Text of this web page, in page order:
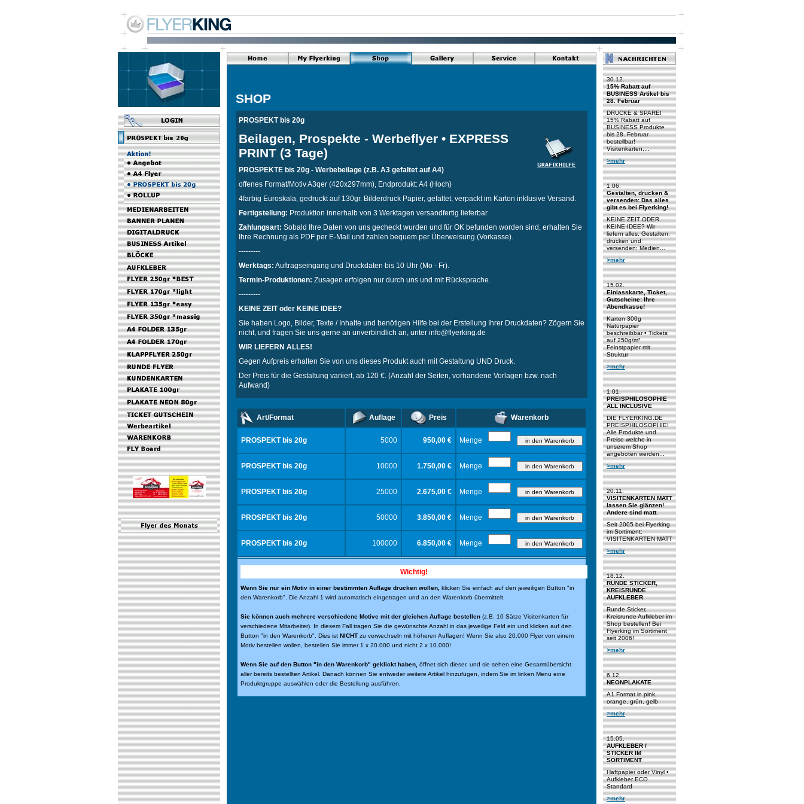
SHOP
PROSPEKT bis 20g
Beilagen, Prospekte - Werbeflyer • EXPRESS
PRINT (3 Tage)
PROSPEKTE bis 20g - Werbebeilage (z.B. A3 gefaltet auf A4)
offenes Format/Motiv A3qer (420x297mm), Endprodukt: A4 (Hoch)
4farbig Euroskala, gedruckt auf 130gr. Bilderdruck Papier, gefaltet, verpackt im Karton inklusive Versand.
Fertigstellung: Produktion innerhalb von 3 Werktagen versandfertig lieferbar
Zahlungsart: Sobald Ihre Daten von uns gecheckt wurden und für OK befunden worden sind, erhalten Sie
Ihre Rechnung als PDF per E-Mail und zahlen bequem per Überweisung (Vorkasse).
---------
Werktags: Auftragseingang und Druckdaten bis 10 Uhr (Mo - Fr).
Termin-Produktionen: Zusagen erfolgen nur durch uns und mit Rücksprache.
---------
KEINE ZEIT oder KEINE IDEE?
Sie haben Logo, Bilder, Texte / Inhalte und benötigen Hilfe bei der Erstellung Ihrer Druckdaten? Zögern Sie
nicht, und fragen Sie uns gerne an unverbindlich an, unter info@flyerking.de
WIR LIEFERN ALLES!
Gegen Aufpreis erhalten Sie von uns dieses Produkt auch mit Gestaltung UND Druck.
Der Preis für die Gestaltung variiert, ab 120 €. (Anzahl der Seiten, vorhandene Vorlagen bzw. nach
Aufwand)
Art/Format Auflage Preis Warenkorb
PROSPEKT bis 20g 5000 950,00 € Menge
PROSPEKT bis 20g 10000 1.750,00 € Menge
PROSPEKT bis 20g 25000 2.675,00 € Menge
PROSPEKT bis 20g 50000 3.850,00 € Menge
PROSPEKT bis 20g 100000 6.850,00 € Menge
Wichtig!
Wenn Sie nur ein Motiv in einer bestimmten Auflage drucken wollen, klicken Sie einfach auf den jeweiligen Button "in
den Warenkorb". Die Anzahl 1 wird automatisch eingetragen und an den Warenkorb übermittelt.
Sie können auch mehrere verschiedene Motive mit der gleichen Auflage bestellen (z.B. 10 Sätze Visitenkarten für
verschiedene Mitarbeiter). In diesem Fall tragen Sie die gewünschte Anzahl in das jeweilige Feld ein und klicken auf den
Button "in den Warenkorb". Dies ist NICHT zu verwechseln mit höheren Auflagen! Wenn Sie also 20.000 Flyer von einem
Motiv bestellen wollen, bestellen Sie immer 1 x 20.000 und nicht 2 x 10.000!
Wenn Sie auf den Button "in den Warenkorb" geklickt haben, öffnet sich dieser, und sie sehen eine Gesamtübersicht
aller bereits bestellten Artikel. Danach können Sie entweder weitere Artikel hinzufügen, indem Sie im linken Menu eine
Produktgruppe auswählen oder die Bestellung ausführen.
30.12.
15% Rabatt auf
BUSINESS Artikel bis
28. Februar
DRUCKE & SPARE!
15% Rabatt auf
BUSINESS Produkte
bis 28. Februar
bestellbar!
Visitenkarten,...
>mehr
1.06.
Gestalten, drucken &
versenden: Das alles
gibt es bei Flyerking!
KEINE ZEIT ODER
KEINE IDEE? Wir
liefern alles. Gestalten,
drucken und
versenden: Medien...
>mehr
15.02.
Einlasskarte, Ticket,
Gutscheine: Ihre
Abendkasse!
Karten 300g
Naturpapier
beschreibbar • Tickets
auf 250g/m²
Feinstpapier mit
Struktur
>mehr
1.01.
PREISPHILOSOPHIE
ALL INCLUSIVE
DIE FLYERKING.DE
PREISPHILOSOPHIE!
Alle Produkte und
Preise welche in
unserem Shop
angeboten werden...
>mehr
20.11.
VISITENKARTEN MATT
lassen Sie glänzen!
Andere sind matt.
Seit 2005 bei Flyerking
im Sortiment:
VISITENKARTEN MATT
>mehr
18.12.
RUNDE STICKER,
KREISRUNDE
AUFKLEBER
Runde Sticker,
Kreisrunde Aufkleber im
Shop bestellen! Bei
Flyerking im Sortiment
seit 2006!
>mehr
6.12.
NEONPLAKATE
A1 Format in pink,
orange, grün, gelb
>mehr
15.05.
AUFKLEBER /
STICKER IM
SORTIMENT
Haftpapier oder Vinyl •
Aufkleber ECO
Standard
>mehr